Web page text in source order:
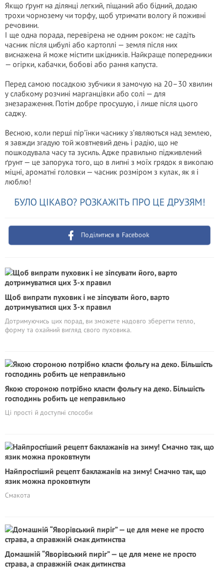
Якщо ґрунт на ділянці легкий, піщаний або бідний, додаю
трохи чорнозему чи торфу, щоб утримати вологу й поживні
речовини.
І ще одна порада, перевірена не одним роком: не садіть
часник після цибулі або картоплі — земля після них
виснажена й може містити шкідників. Найкраще попередники
— огірки, кабачки, бобові або рання капуста.
Перед самою посадкою зубчики я замочую на 20–30 хвилин
у слабкому розчині марганцівки або солі — для
знезараження. Потім добре просушую, і лише після цього
саджу.
Весною, коли перші пір’їнки часнику з’являються над землею,
я завжди згадую той жовтневий день і радію, що не
пошкодувала часу та зусиль. Адже правильно підживлений
ґрунт — це запорука того, що в липні з моїх грядок я викопаю
міцні, ароматні головки — часник розміром з кулак, як я і
люблю!
БУЛО ЦІКАВО? РОЗКАЖІТЬ ПРО ЦЕ ДРУЗЯМ!
Поділитися в Facebook
Щоб випрати пуховик і не зіпсувати його, варто
дотримуватися цих 3-х правил
Дотримуючись цих порад, ви зможете надовго зберегти тепло,
форму та охайний вигляд свого пуховика.
Якою стороною потрібно класти фольгу на деко. Більшість
господинь робить це неправильно
Ці прості й доступні способи
Найпростіший рецепт баклажанів на зиму! Смачно так, що
язик можна проковтнути
Смакота
Домашній “Яворівський пиріг” — це для мене не просто
страва, а справжній смак дитинства